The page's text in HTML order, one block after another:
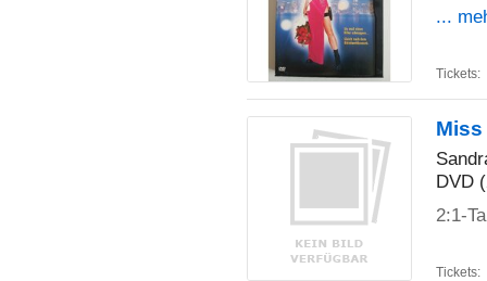
...
Tickets:
DVD
2:1-
Tickets: